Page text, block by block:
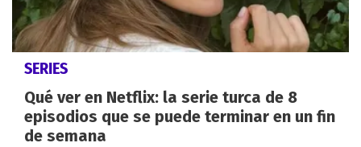
SERIES
Qué ver en Netflix: la serie turca de 8
episodios que se puede terminar en un fin
de semana